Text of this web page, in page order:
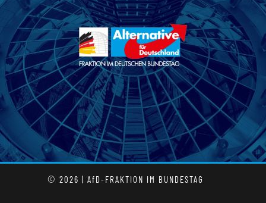
© 2026 | AfD-FRAKTION IM BUNDESTAG